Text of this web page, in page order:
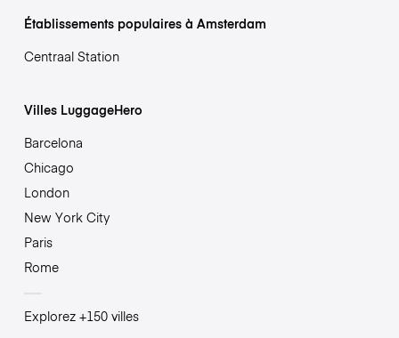
Établissements populaires à Amsterdam
Centraal Station
Villes LuggageHero
Barcelona
Chicago
London
New York City
Paris
Rome
Explorez +150 villes